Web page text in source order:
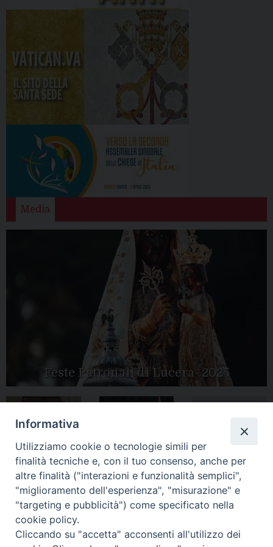
Media
Feste Patronali di Lucera- 2025
Apertura Anno
Giubilare 2025
Mariae in Diocesi
Tutte le gallery
CONTATTI:
LUCERA: Piazza Duomo, 13 - 71036 Lucera (FG) − tel.
Informativa
Utilizziamo cookie o tecnologie simili per
finalità tecniche e, con il tuo consenso, anche per
altre finalità ("interazioni e funzionalità semplici",
"miglioramento dell'esperienza", "misurazione" e
"targeting e pubblicità") come specificato nella
cookie policy.
Cliccando su "accetta" acconsenti all'utilizzo dei